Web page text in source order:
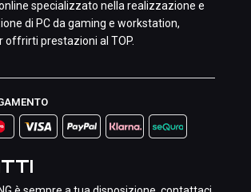
online specializzato nella realizzazione e
di PC da gaming e workstation,
prestazioni al TOP.